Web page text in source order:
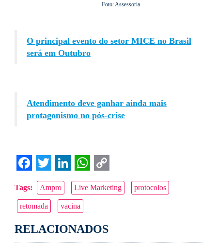
Foto: Assessoria
O principal evento do setor MICE no Brasil
será em Outubro
Atendimento deve ganhar ainda mais
protagonismo no pós-crise
Facebook
Twitter
LinkedIn
WhatsApp
Copy
Link
Tags: Ampro Live Marketing protocolos
retomada vacina
RELACIONADOS